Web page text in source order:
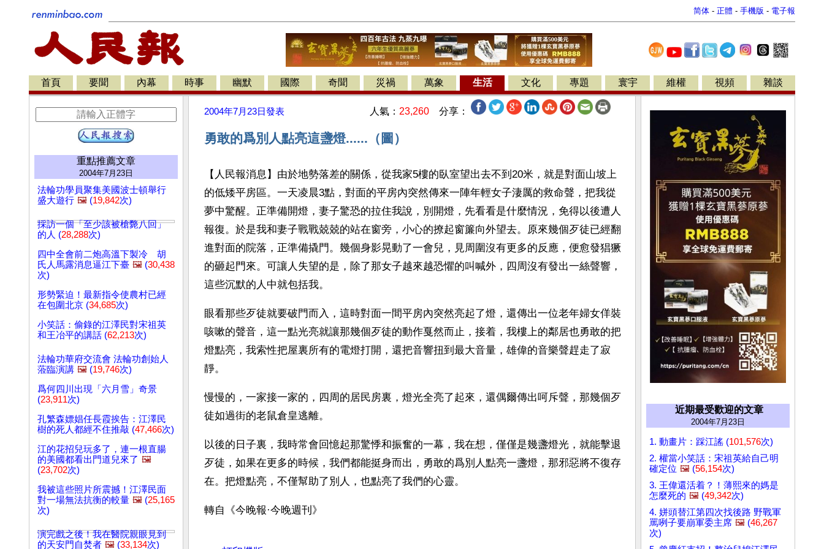
简体 - 正體 - 手機版 - 電子報
首頁 要聞 內幕 時事 幽默 國際 奇聞 災禍 萬象 生活 文化 專題 寰宇 維權 視頻 雜談
重點推薦文章
2004年7月23日
法輪功學員聚集美國波士頓舉行
盛大遊行 🖼️ (19,842次)
採訪一個「至少該被槍斃八回」
的人 (28,288次)
四中全會前二炮高溫下製冷 胡
氏人馬露消息逼江下臺 🖼️ (30,438
次)
形勢緊迫！最新指令使農村已經
在包圍北京 (34,685次)
小笑話：偷錄的江澤民對宋祖英
和王冶平的講話 (62,213次)
法輪功華府交流會 法輪功創始人
蒞臨演講 🖼️ (19,746次)
爲何四川出現「六月雪」奇景
(23,911次)
孔繁森嫖娼任長霞挨告：江澤民
樹的死人都經不住推敲 (47,466次)
江的花招兒玩多了，連一根直腸
的美國都看出門道兒來了 🖼️
(23,702次)
我被這些照片所震撼！江澤民面
對一場無法抗衡的較量 🖼️ (25,165
次)
演完戲之後！我在醫院親眼見到
的天安門自焚者 🖼️ (33,134次)
2004年7月23日發表 人氣： 23,260 分享：
勇敢的爲別人點亮這盞燈......（圖）
【人民報消息】由於地勢落差的關係，從我家5樓的臥室望出去不到20米，就是對面山坡上
的低矮平房區。一天凌晨3點，對面的平房內突然傳來一陣年輕女子淒厲的救命聲，把我從
夢中驚醒。正準備開燈，妻子驚恐的拉住我說，別開燈，先看看是什麼情況，免得以後遭人
報復。於是我和妻子戰戰兢兢的站在窗旁，小心的撩起窗簾向外望去。原來幾個歹徒已經翻
進對面的院落，正準備撬門。幾個身影晃動了一會兒，見周圍沒有更多的反應，便愈發猖獗
的砸起門來。可讓人失望的是，除了那女子越來越恐懼的叫喊外，四周沒有發出一絲聲響，
這些沉默的人中就包括我。
眼看那些歹徒就要破門而入，這時對面一間平房內突然亮起了燈，還傳出一位老年婦女佯裝
咳嗽的聲音，這一點光亮就讓那幾個歹徒的動作戛然而止，接着，我樓上的鄰居也勇敢的把
燈點亮，我索性把屋裏所有的電燈打開，還把音響扭到最大音量，雄偉的音樂聲趕走了寂
靜。
慢慢的，一家接一家的，四周的居民房裏，燈光全亮了起來，還偶爾傳出呵斥聲，那幾個歹
徒如過街的老鼠倉皇逃離。
以後的日子裏，我時常會回憶起那驚悸和振奮的一幕，我在想，僅僅是幾盞燈光，就能擊退
歹徒，如果在更多的時候，我們都能挺身而出，勇敢的爲別人點亮一盞燈，那邪惡將不復存
在。把燈點亮，不僅幫助了別人，也點亮了我們的心靈。
轉自《今晚報·今晚週刊》
近期最受歡迎的文章
2004年7月23日
1. 動畫片：踩江謠 (101,576次)
2. 權當小笑話：宋祖英給自己明
確定位 🖼️ (56,154次)
3. 王偉還活着？！薄熙來的媽是
怎麼死的 🖼️ (49,342次)
4. 姘頭替江第四次找後路 野戰軍
罵咧子要崩軍委主席 🖼️ (46,267
次)